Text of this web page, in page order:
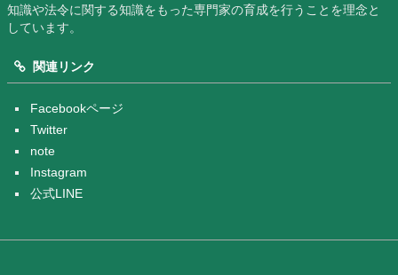
知識や法令に関する知識をもった専門家の育成を行うことを理念と
しています。
関連リンク
Facebookページ
Twitter
note
Instagram
公式LINE